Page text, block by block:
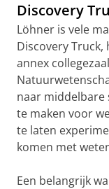
Discovery
Löhner is vele
Discovery
annex
naar
te maken voor
te laten
komen met
Een belangrijk